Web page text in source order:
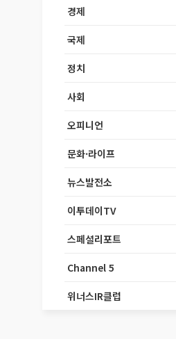
경제
국제
정치
사회
오피니언
문화·라이프
뉴스발전소
이투데이TV
스페셜리포트
Channel 5
위너스IR클럽